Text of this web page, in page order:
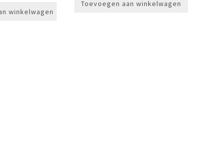
winkelwagen
Toevoegen aan winkelwagen